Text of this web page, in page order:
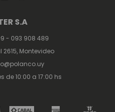
S.A
- 093 908 489
Montevideo
de 10:00 a 17:00 hs